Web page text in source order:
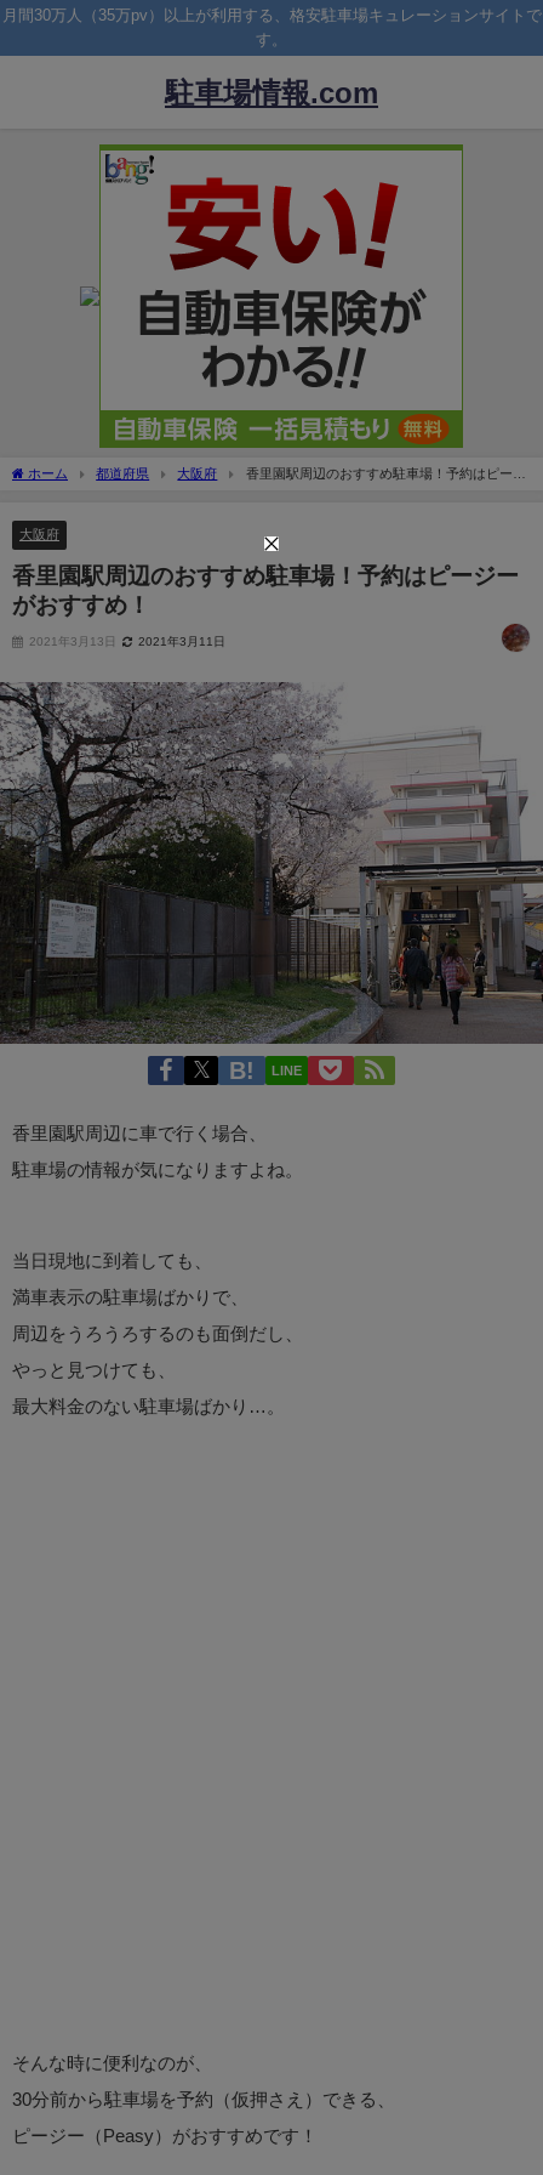
月間30万人（35万pv）以上が利用する、格安駐車場キュレーションサイトで
す。
駐車場情報.com
ホーム 都道府県 大阪府
香里園駅周辺のおすすめ駐車場！予約はピージ
大阪府
香里園駅周辺のおすすめ駐車場！予約はピージー
がおすすめ！
2021年3月13日 2021年3月11日
LINE
香里園駅周辺に車で行く場合、
駐車場の情報が気になりますよね。
当日現地に到着しても、
満車表示の駐車場ばかりで、
周辺をうろうろするのも面倒だし、
やっと見つけても、
最大料金のない駐車場ばかり…。
そんな時に便利なのが、
30分前から駐車場を予約（仮押さえ）できる、
ピージー（Peasy）がおすすめです！